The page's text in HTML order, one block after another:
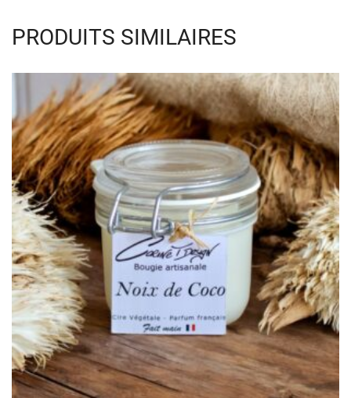
PRODUITS SIMILAIRES